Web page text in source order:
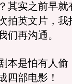
其实之前早就
拍英文片，我
们再沟通。
是怕有人偷
四部电影！